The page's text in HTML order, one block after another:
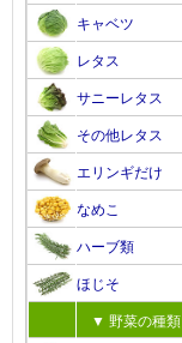
キャベツ
レタス
サニーレタス
その他レタス
エリンギだけ
なめこ
ハーブ類
ほじそ
▼ 野菜の種類